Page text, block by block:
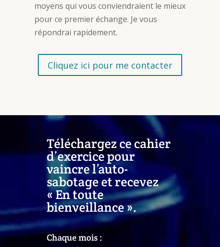
moyens qui vous conviendraient le mieux
pour ce premier échange. Je vous
répondrai rapidement.
Cliquez ici pour me contacter
Téléchargez ce cahier
d’exercice pour
vaincre l’auto-
sabotage et recevez
« En toute
bienveillance ».
Chaque mois :